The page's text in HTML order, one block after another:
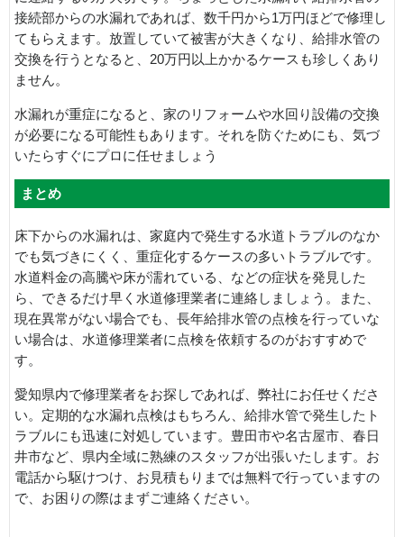
接続部からの水漏れであれば、数千円から1万円ほどで修理し
てもらえます。放置していて被害が大きくなり、給排水管の
交換を行うとなると、20万円以上かかるケースも珍しくあり
ません。
水漏れが重症になると、家のリフォームや水回り設備の交換
が必要になる可能性もあります。それを防ぐためにも、気づ
いたらすぐにプロに任せましょう
まとめ
床下からの水漏れは、家庭内で発生する水道トラブルのなか
でも気づきにくく、重症化するケースの多いトラブルです。
水道料金の高騰や床が濡れている、などの症状を発見した
ら、できるだけ早く水道修理業者に連絡しましょう。また、
現在異常がない場合でも、長年給排水管の点検を行っていな
い場合は、水道修理業者に点検を依頼するのがおすすめで
す。
愛知県内で修理業者をお探しであれば、弊社にお任せくださ
い。定期的な水漏れ点検はもちろん、給排水管で発生したト
ラブルにも迅速に対処しています。豊田市や名古屋市、春日
井市など、県内全域に熟練のスタッフが出張いたします。お
電話から駆けつけ、お見積もりまでは無料で行っていますの
で、お困りの際はまずご連絡ください。